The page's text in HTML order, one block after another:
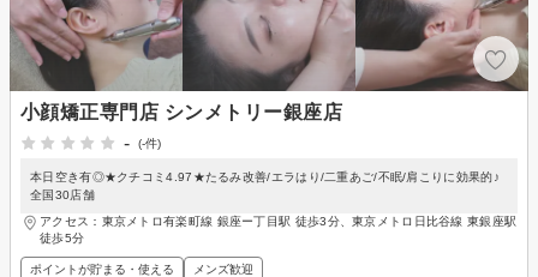
小顔矯正専門店 シンメトリー銀座店
-
(-件)
本日空き有◎★クチコミ4.97★たるみ改善/エラはり/二重あご/不眠/肩こりに効果的♪
全国30店舗
アクセス：東京メトロ有楽町線 銀座ー丁目駅 徒歩3分、東京メトロ日比谷線 東銀座駅
徒歩5分
ポイントが貯まる・使える メンズ歓迎